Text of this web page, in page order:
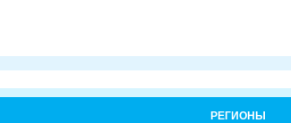
РЕГИОНЫ